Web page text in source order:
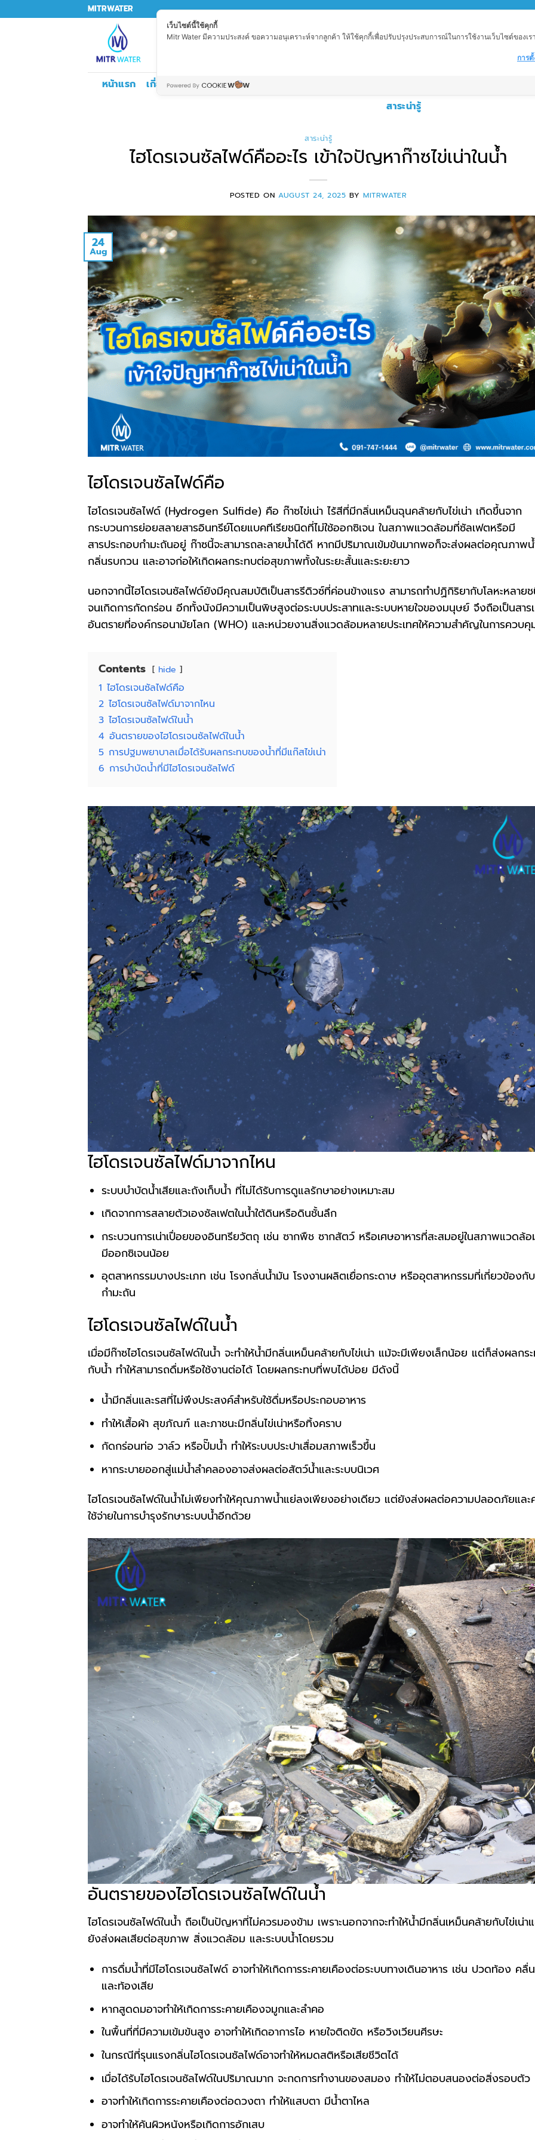
MITRWATER
Search
หน้าแรก เกี่ยวกับเรา บริการทำระบบน้ำ
สาระน่ารู้
สาระน่ารู้
ไฮโดรเจนซัลไฟด์คืออะไร เข้าใจปัญหาก๊าซไข่เน่าในน้ำ
POSTED ONAUGUST 24, 2025 BY MITRWATER
24
Aug
ไฮโดรเจนซัลไฟด์คือ
ไฮโดรเจนซัลไฟด์ (Hydrogen Sulfide) คือ ก๊าซไข่เน่า ไร้สีที่มีกลิ่นเหม็นฉุนคล้ายกับไข่เน่า เกิดขึ้นจาก
กระบวนการย่อยสลายสารอินทรีย์โดยแบคทีเรียชนิดที่ไม่ใช้ออกซิเจน ในสภาพแวดล้อมที่ซัลเฟตหรือมี
สารประกอบกำมะถันอยู่ ก๊าซนี้จะสามารถละลายน้ำได้ดี หากมีปริมาณเข้มข้นมากพอก็จะส่งผลต่อคุณภาพ
กลิ่นรบกวน และอาจก่อให้เกิดผลกระทบต่อสุขภาพทั้งในระยะสั้นและระยะยาว
นอกจากนี้ไฮโดรเจนซัลไฟด์ยังมีคุณสมบัติเป็นสารรีดิวซ์ที่ค่อนข้างแรง สามารถทำปฏิกิริยากับโลหะหลาย
จนเกิดการกัดกร่อน อีกทั้งนังมีความเป็นพิษสูงต่อระบบประสาทและระบบหายใจของมนุษย์ จึงถือเป็นสาร
อันตรายที่องค์กรอนามัยโลก (WHO) และหน่วยงานสิ่งแวดล้อมหลายประเทศให้ความสำคัญในการควบคุ
Contents hide
1 ไฮโดรเจนซัลไฟด์คือ
2 ไฮโดรเจนซัลไฟด์มาจากไหน
3 ไฮโดรเจนซัลไฟด์ในน้ำ
4 อันตรายของไฮโดรเจนซัลไฟด์ในน้ำ
5 การปฐมพยาบาลเมื่อได้รับผลกระทบของน้ำที่มีแก๊สไข่เน่า
6 การบำบัดน้ำที่มีไฮโดรเจนซัลไฟด์
ไฮโดรเจนซัลไฟด์มาจากไหน
ระบบบำบัดน้ำเสียและถังเก็บน้ำ ที่ไม่ได้รับการดูแลรักษาอย่างเหมาะสม
เกิดจากการสลายตัวเองซัลเฟตในน้ำใต้ดินหรือดินชั้นลึก
กระบวนการเน่าเปื่อยของอินทรียวัตถุ เช่น ซากพืช ซากสัตว์ หรือเศษอาหารที่สะสมอยู่ในสภาพแวดล้
มีออกซิเจนน้อย
อุตสาหกรรมบางประเภท เช่น โรงกลั่นน้ำมัน โรงงานผลิตเยื่อกระดาษ หรืออุตสาหกรรมที่เกี่ยวข้องกับ
กำมะถัน
ไฮโดรเจนซัลไฟด์ในน้ำ
เมื่อมีก๊าซไฮโดรเจนซัลไฟด์ในน้ำ จะทำให้น้ำมีกลิ่นเหม็นคล้ายกับไข่เน่า แม้จะมีเพียงเล็กน้อย แต่ก็ส่งผลกร
กับน้ำ ทำให้สามารถดื่มหรือใช้งานต่อได้ โดยผลกระทบที่พบได้บ่อย มีดังนี้
น้ำมีกลิ่นและรสที่ไม่พึงประสงค์สำหรับใช้ดื่มหรือประกอบอาหาร
ทำให้เสื้อผ้า สุขภัณฑ์ และภาชนะมีกลิ่นไข่เน่าหรือทิ้งคราบ
กัดกร่อนท่อ วาล์ว หรือปั๊มน้ำ ทำให้ระบบประปาเสื่อมสภาพเร็วขึ้น
หากระบายออกสู่แม่น้ำลำคลองอาจส่งผลต่อสัตว์น้ำและระบบนิเวศ
ไฮโดรเจนซัลไฟด์ในน้ำไม่เพียงทำให้คุณภาพน้ำแย่ลงเพียงอย่างเดียว แต่ยังส่งผลต่อความปลอดภัยและ
ใช้จ่ายในการบำรุงรักษาระบบน้ำอีกด้วย
อันตรายของไฮโดรเจนซัลไฟด์ในน้ำ
ไฮโดรเจนซัลไฟด์ในน้ำ ถือเป็นปัญหาที่ไม่ควรมองข้าม เพราะนอกจากจะทำให้น้ำมีกลิ่นเหม็นคล้ายกับไข่เน่า
ยังส่งผลเสียต่อสุขภาพ สิ่งแวดล้อม และระบบน้ำโดยรวม
การดื่มน้ำที่มีไฮโดรเจนซัลไฟด์ อาจทำให้เกิดการระคายเคืองต่อระบบทางเดินอาหาร เช่น ปวดท้อง คลื่
และท้องเสีย
หากสูดดมอาจทำให้เกิดการระคายเคืองจมูกและลำคอ
ในพื้นที่ที่มีความเข้มข้นสูง อาจทำให้เกิดอาการไอ หายใจติดขัด หรือวิงเวียนศีรษะ
ในกรณีที่รุนแรงกลิ่นไฮโดรเจนซัลไฟด์อาจทำให้หมดสติหรือเสียชีวิตได้
เมื่อได้รับไฮโดรเจนซัลไฟด์ในปริมาณมาก จะกดการทำงานของสมอง ทำให้ไม่ตอบสนองต่อสิ่งรอบตัว
อาจทำให้เกิดการระคายเคืองต่อดวงตา ทำให้แสบตา มีน้ำตาไหล
อาจทำให้คันผิวหนังหรือเกิดการอักเสบ
เว็บไซต์นี้ใช้คุกกี้
Mitr Water มีความประสงค์ ขอความอนุเคราะห์จากลูกค้า ให้ใช้คุกกี้เพื่อปรับปรุงประสบการณ์ในการใช้งานเว็บไซต์ของเ
การ